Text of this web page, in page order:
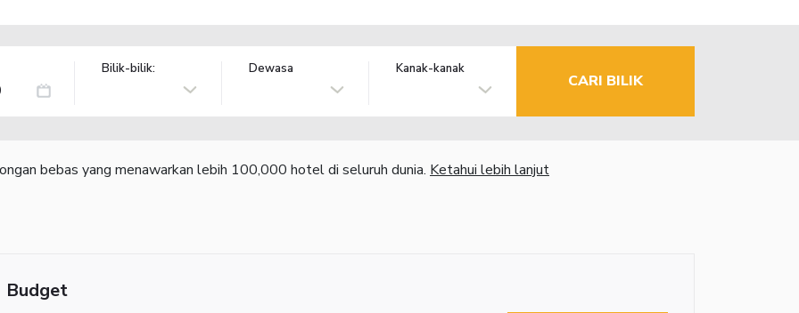
Bilik-bilik: Dewasa Kanak-kanak
CARI BILIK
bebas yang menawarkan lebih 100,000 hotel di seluruh dunia. Ketahui lebih lanjut
Budget